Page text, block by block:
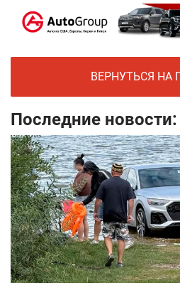
ВЕРНУТЬСЯ НА
Последние новости: